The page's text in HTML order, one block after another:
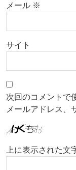
メール ※
サイト
次回のコメントで
メールアドレス、
上に表示された文